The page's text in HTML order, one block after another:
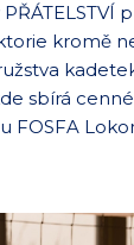
kromě
sbírá
FOSFA